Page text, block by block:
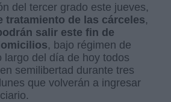
del tercer grado este jueves,
tratamiento de las cárceles,
salir este fin de
, bajo régimen de
largo del día de hoy todos
semilibertad durante tres
que volverán a ingresar